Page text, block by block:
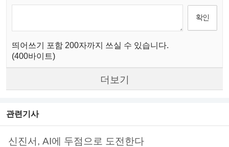
띄어쓰기 포함 200자까지 쓰실 수 있습니다.
(400바이트)
더보기
관련기사
신진서, AI에 두점으로 도전한다